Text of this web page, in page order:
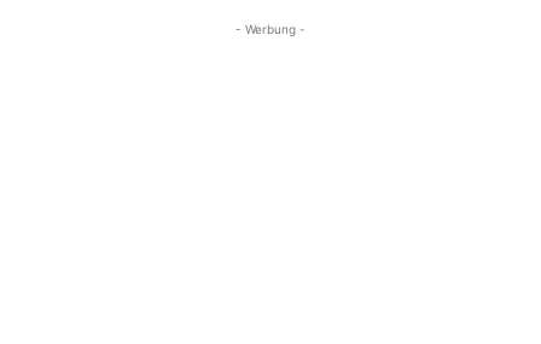
- Werbung -